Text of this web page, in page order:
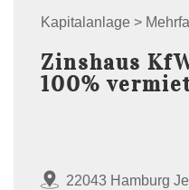
Kapitalanlage >
Zinshaus
100%
22043 Hamburg